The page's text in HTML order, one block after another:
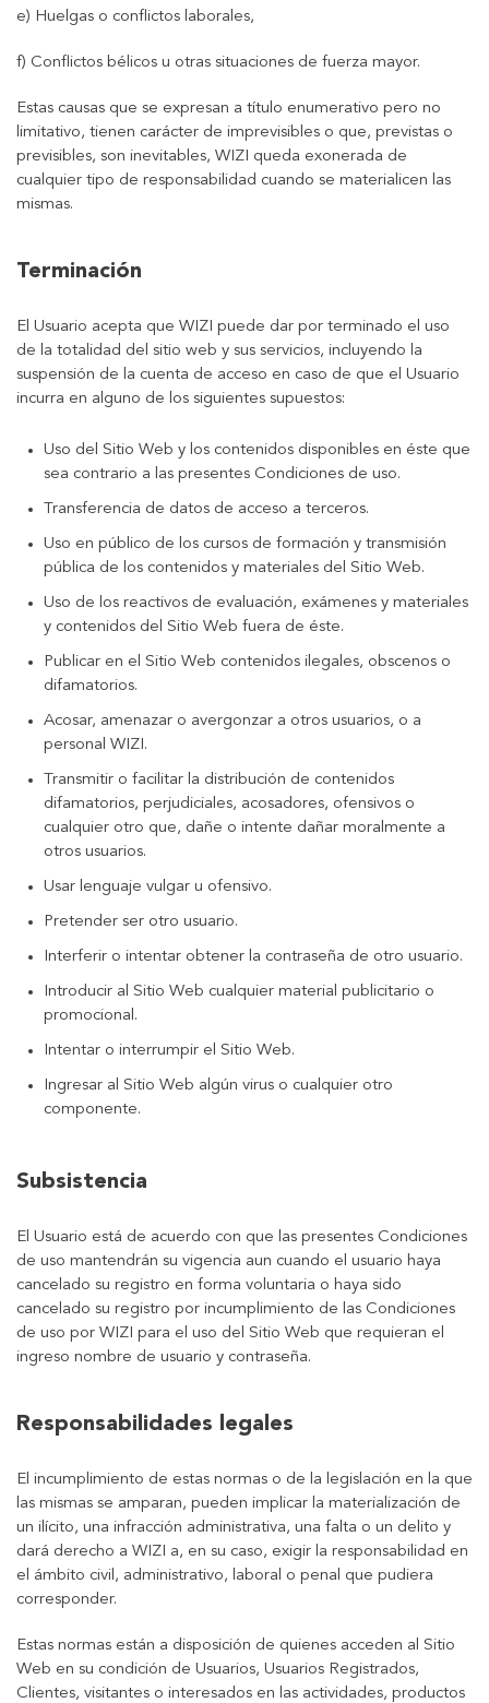
e) Huelgas o conflictos laborales,
f) Conflictos bélicos u otras situaciones de fuerza mayor.
Estas causas que se expresan a título enumerativo pero no
limitativo, tienen carácter de imprevisibles o que, previstas o
previsibles, son inevitables, WIZI queda exonerada de
cualquier tipo de responsabilidad cuando se materialicen las
mismas.
Terminación
El Usuario acepta que WIZI puede dar por terminado el uso
de la totalidad del sitio web y sus servicios, incluyendo la
suspensión de la cuenta de acceso en caso de que el Usuario
incurra en alguno de los siguientes supuestos:
Uso del Sitio Web y los contenidos disponibles en éste que
sea contrario a las presentes Condiciones de uso.
Transferencia de datos de acceso a terceros.
Uso en público de los cursos de formación y transmisión
pública de los contenidos y materiales del Sitio Web.
Uso de los reactivos de evaluación, exámenes y materiales
y contenidos del Sitio Web fuera de éste.
Publicar en el Sitio Web contenidos ilegales, obscenos o
difamatorios.
Acosar, amenazar o avergonzar a otros usuarios, o a
personal WIZI.
Transmitir o facilitar la distribución de contenidos
difamatorios, perjudiciales, acosadores, ofensivos o
cualquier otro que, dañe o intente dañar moralmente a
otros usuarios.
Usar lenguaje vulgar u ofensivo.
Pretender ser otro usuario.
Interferir o intentar obtener la contraseña de otro usuario.
Introducir al Sitio Web cualquier material publicitario o
promocional.
Intentar o interrumpir el Sitio Web.
Ingresar al Sitio Web algún virus o cualquier otro
componente.
Subsistencia
El Usuario está de acuerdo con que las presentes Condiciones
de uso mantendrán su vigencia aun cuando el usuario haya
cancelado su registro en forma voluntaria o haya sido
cancelado su registro por incumplimiento de las Condiciones
de uso por WIZI para el uso del Sitio Web que requieran el
ingreso nombre de usuario y contraseña.
Responsabilidades legales
El incumplimiento de estas normas o de la legislación en la que
las mismas se amparan, pueden implicar la materialización de
un ilícito, una infracción administrativa, una falta o un delito y
dará derecho a WIZI a, en su caso, exigir la responsabilidad en
el ámbito civil, administrativo, laboral o penal que pudiera
corresponder.
Estas normas están a disposición de quienes acceden al Sitio
Web en su condición de Usuarios, Usuarios Registrados,
Clientes, visitantes o interesados en las actividades, productos